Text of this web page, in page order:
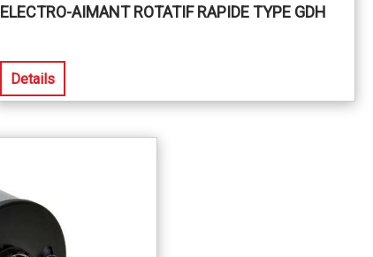
ELECTRO-AIMANT ROTATIF RAPIDE TYPE GDH
Details